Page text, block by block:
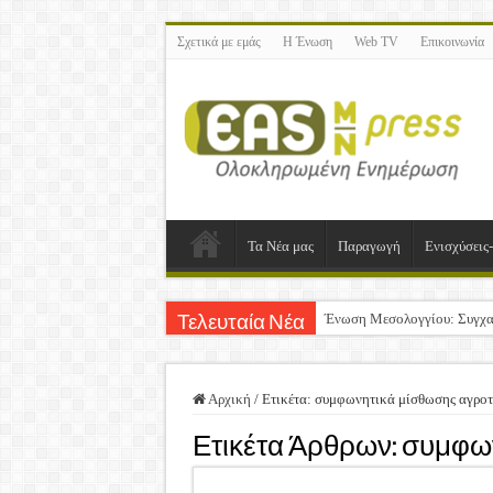
Σχετικά με εμάς Η Ένωση Web TV Επικοινωνία
Τα Νέα μας Παραγωγή
Τελευταία Νέα Ένωση Μεσολογγίου:
Ανακοίνωση: Επιστροφή
Αρχική / Ετικέτα: συμφωνητικά μίσθωσης
Ετικέτα Άρθρων: